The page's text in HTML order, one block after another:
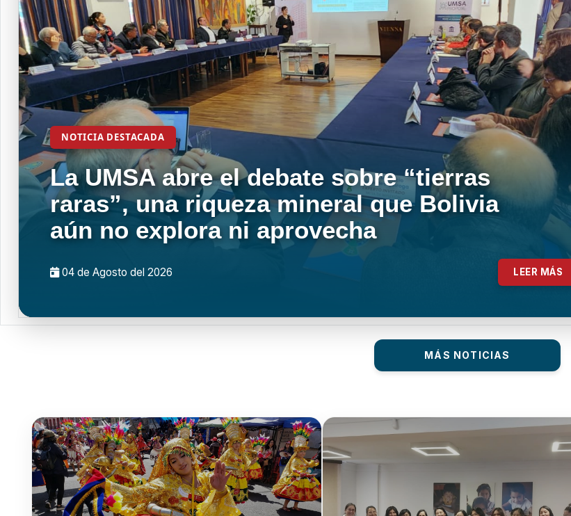
NOTICIA DESTACADA
La UMSA abre el debate sobre “tierras
raras”, una riqueza mineral que Bolivia
aún no explora ni aprovecha
04 de Agosto del 2026 LEER MÁS
MÁS NOTICIAS